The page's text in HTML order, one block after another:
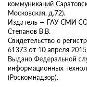
коммуникаций
Московская, д.72).
Издатель — ГАУ СМИ СО
Степанов В.В.
Свидетельство о
61373 от 10 апреля 2015
Выдано Федеральной
информационных
(Роскомнадзор).